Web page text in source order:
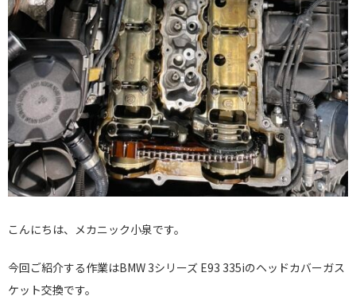
こんにちは、メカニック小泉です。
今回ご紹介する作業はBMW 3シリーズ E93 335iのヘッドカバーガス
ケット交換です。